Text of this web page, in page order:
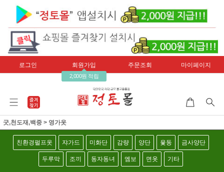
로그인 회원가입
2,000원 적립
주문조회 마이페이지
굿,천도재,백중 > 영가옷
친환경펄프옷 쟈가드 미화단 감량 양단 윷동 금사양단
두루막 조끼 동자동녀 엠보 면옷 기타